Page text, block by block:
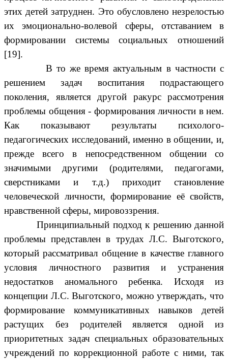
этих детей затруднен. Это обусловлено незрелостью
их эмоционально-волевой сферы, отставанием в
формировании системы социальных отношений
[19].
В то же время актуальным в частности с
решением задач воспитания подрастающего
поколения, является другой ракурс рассмотрения
проблемы общения - формирования личности в нем.
Как показывают результаты психолого-
педагогических исследований, именно в общении, и,
прежде всего в непосредственном общении со
значимыми другими (родителями, педагогами,
сверстниками и т.д.) приходит становление
человеческой личности, формирование её свойств,
нравственной сферы, мировоззрения.
Принципиальный подход к решению данной
проблемы представлен в трудах Л.С. Выготского,
который рассматривал общение в качестве главного
условия личностного развития и устранения
недостатков аномального ребенка. Исходя из
концепции Л.С. Выготского, можно утверждать, что
формирование коммуникативных навыков детей
растущих без родителей является одной из
приоритетных задач специальных образовательных
учреждений по коррекционной работе с ними, так